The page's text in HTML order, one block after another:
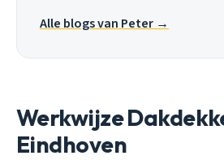
Alle blogs van Peter →
Werkwijze
Eindhoven